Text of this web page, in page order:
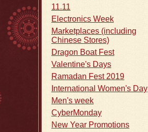
11.11
Electronics Week
Marketplaces (including
Chinese Stores)
Dragon Boat Fest
Valentine's Days
Ramadan Fest 2019
International Women's Day
Men's week
CyberMonday
New Year Promotions